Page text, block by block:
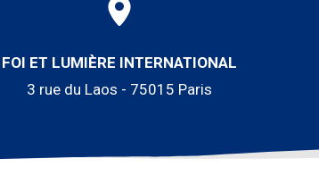
FOI ET LUMIÈRE INTERNATIONAL
3 rue du Laos - 75015 Paris